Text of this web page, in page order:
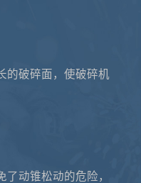
的破碎面，使破碎机
了动锥松动的危险，